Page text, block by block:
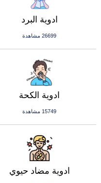
ادوية البرد
26699 مشاهدة
ادوية الكحة
15749 مشاهدة
ادوية مضاد حيوي